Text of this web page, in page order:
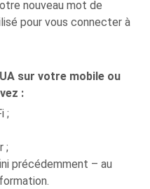
nouveau mot de
pour vous connecter à
sur votre mobile ou
:
;
;
précédemment – au